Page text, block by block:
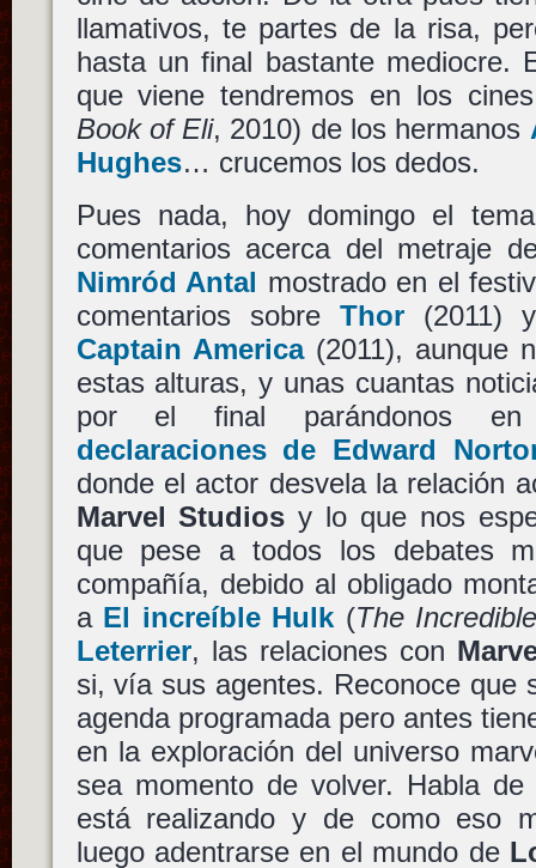
llamativos, te partes de la risa,
hasta un final bastante mediocre.
que viene tendremos en los
Book of Eli, 2010) de los hermanos
Hughes… crucemos los dedos.
Pues nada, hoy domingo el
comentarios acerca del metraje
Nimród Antal mostrado en el
comentarios sobre Thor(2011)
Captain America(2011), aunque
estas alturas, y unas cuantas
por el final parándonos
declaraciones de Edward
donde el actor desvela la relación
Marvel Studios y lo que nos
que pese a todos los debates
compañía, debido al obligado
a El increíble Hulk (The
Leterrier, las relaciones con
si, vía sus agentes. Reconoce que
agenda programada pero antes
en la exploración del universo
sea momento de volver. Habla
está realizando y de como eso
luego adentrarse en el mundo de